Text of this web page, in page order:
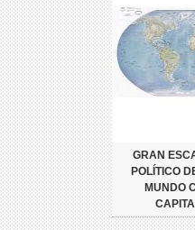
GRAN
POLÍTICO
MUNDO